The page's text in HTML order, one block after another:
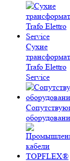
Сухие
Trafo Elettro
Service